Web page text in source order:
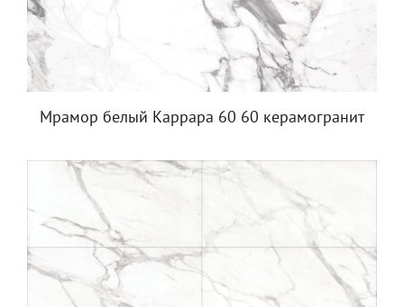
Мрамор белый Каррара 60 60 керамогранит